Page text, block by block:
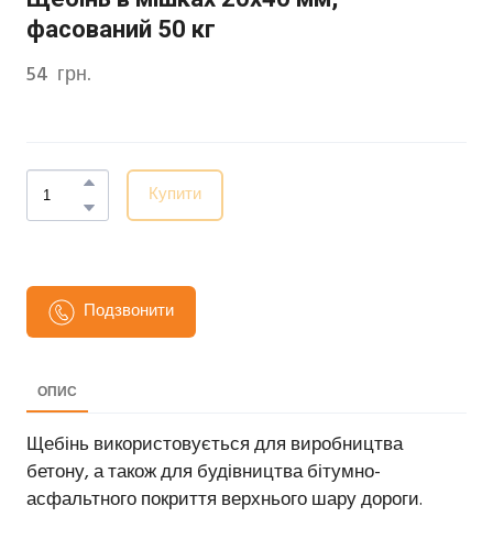
фасований 50 кг
54  грн.
Купити
Подзвонити
ОПИС
Щебінь використовується для виробництва
бетону, а також для будівництва бітумно-
асфальтного покриття верхнього шару дороги.